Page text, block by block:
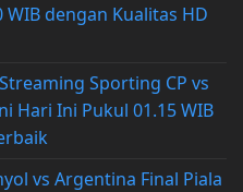
dengan Kualitas HD
Sporting CP vs
Hari Ini Pukul 01.15 WIB
vs Argentina Final Piala